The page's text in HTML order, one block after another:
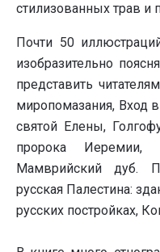
стилизованных трав и
Почти 50
изобразительно
представить
миропомазания, Вход
святой Елены,
пророка Иеремии,
Мамврийский дуб.
русская Палестина:
русских постройках,